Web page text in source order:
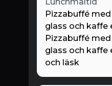
Pizzabuffé med
glass och kaffe
Pizzabuffé med
glass och kaffe
och läsk